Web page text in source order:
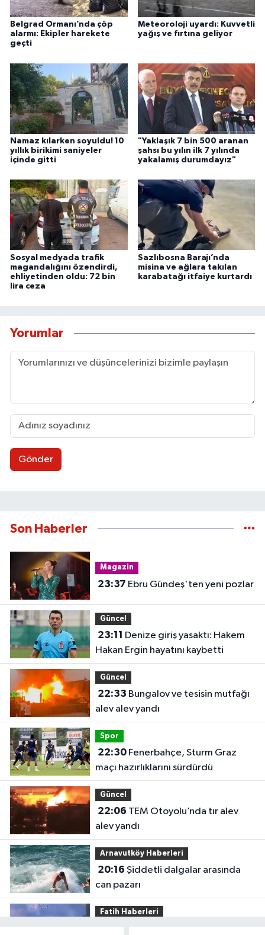
Belgrad Ormanı’nda çöp
alarmı: Ekipler harekete
geçti
Meteoroloji uyardı: Kuvvetli
yağış ve fırtına geliyor
Namaz kılarken soyuldu! 10
yıllık birikimi saniyeler
içinde gitti
"Yaklaşık 7 bin 500 aranan
şahsı bu yılın ilk 7 yılında
yakalamış durumdayız"
Sosyal medyada trafik
magandalığını özendirdi,
ehliyetinden oldu: 72 bin
lira ceza
Sazlıbosna Barajı’nda
misina ve ağlara takılan
karabatağı itfaiye kurtardı
Yorumlar
Gönder
Son Haberler
Magazin
23:37 Ebru Gündeş'ten yeni pozlar
Güncel
23:11
Hakan Ergin hayatını kaybetti
Güncel
22:33
alev alev yandı
Spor
22:30Fenerbahçe, Sturm Graz
maçı hazırlıklarını sürdürdü
Güncel
22:06
alev yandı
Arnavutköy Haberleri
20:16
can pazarı
Fatih Haberleri